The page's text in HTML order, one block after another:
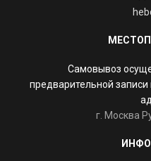
Самовывоз
предварительной
г. Москва